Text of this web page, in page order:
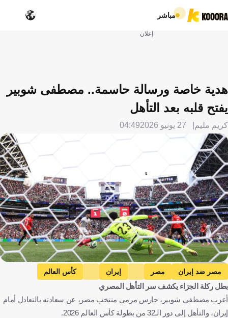
مباشر
إعلان
هدية خاصة ورسالة حاسمة.. مصطفى شوبير
يفتح قلبه بعد التأهل
كريم مليم 27 يونيو 2026 04:49
Getty Images
مصر ضد إيران مصر إيران
كأس العالم
أستراليا ضد مصر
أستراليا مصطفى شوبير
إيران
الولايات المتحدة أستراليا كرة قدم
بطل ركلة الجزاء يكشف سر التأهل المصري
أعرب مصطفى شوبير، حارس مرمى منتخب مصر، عن سعادته بالتعادل أمام
إيران، والتأهل إلى دور الـ32 من بطولة كأس العالم 2026.